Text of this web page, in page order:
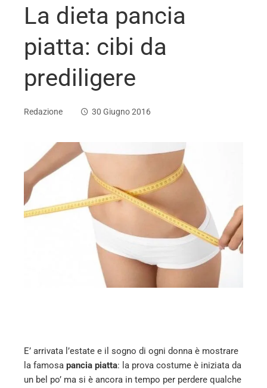
La dieta pancia
piatta: cibi da
prediligere
Redazione 30 Giugno 2016
E’ arrivata l’estate e il sogno di ogni donna è mostrare
la famosa pancia piatta: la prova costume è iniziata da
un bel po’ ma si è ancora in tempo per perdere qualche